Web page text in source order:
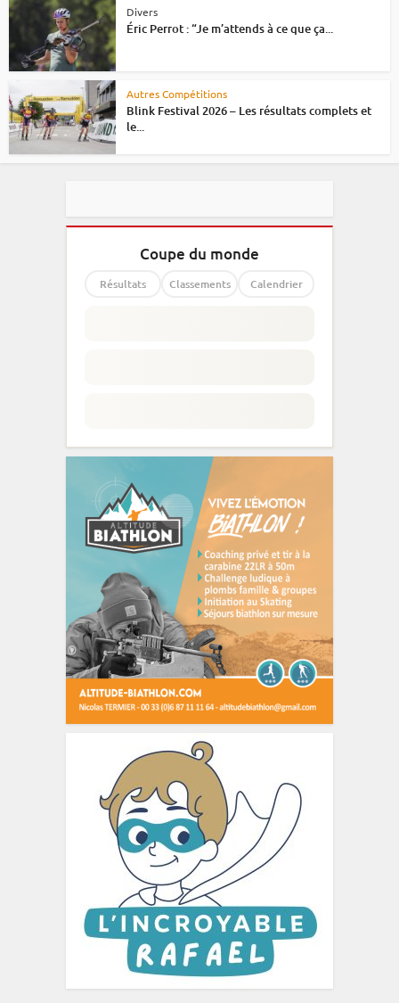
Divers
Éric Perrot : “Je m’attends à ce que ça...
Autres Compétitions
Blink Festival 2026 – Les résultats complets et
le...
Coupe du monde
Résultats Classements Calendrier